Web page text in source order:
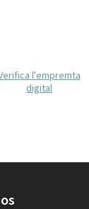
digital